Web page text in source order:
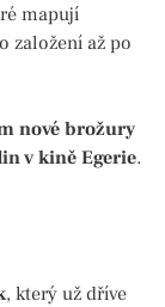
mapují
založení až po
nové brožury
v kině Egerie.
, který už dříve